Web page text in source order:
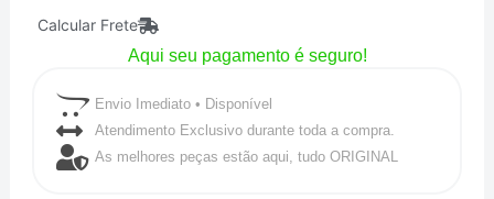
Calcular Frete
Aqui seu pagamento é seguro!
Envio Imediato • Disponível
Atendimento Exclusivo durante toda a compra.
As melhores peças estão aqui, tudo ORIGINAL